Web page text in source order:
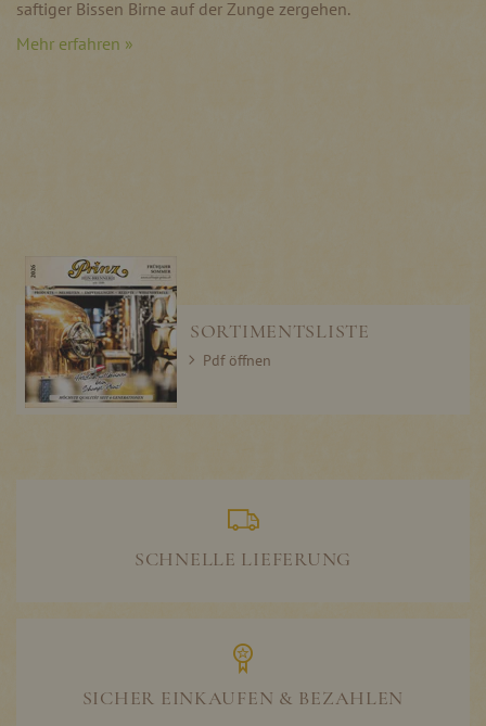
saftiger Bissen Birne auf der Zunge zergehen.
Mehr erfahren »
SORTIMENTSLISTE
Pdf öffnen
SCHNELLE LIEFERUNG
SICHER EINKAUFEN & BEZAHLEN